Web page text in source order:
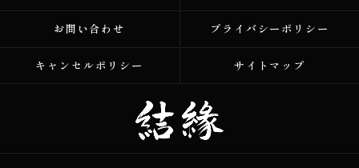
お問い合わせ プライバシーポリシー
キャンセルポリシー サイトマップ